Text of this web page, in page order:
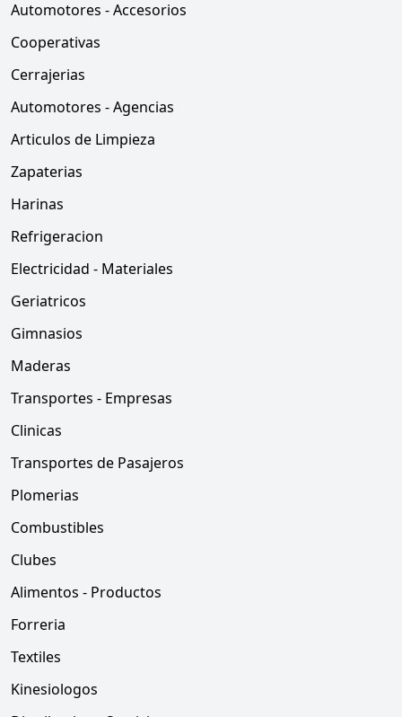
Automotores - Accesorios
Cooperativas
Cerrajerias
Automotores - Agencias
Articulos de Limpieza
Zapaterias
Harinas
Refrigeracion
Electricidad - Materiales
Geriatricos
Gimnasios
Maderas
Transportes - Empresas
Clinicas
Transportes de Pasajeros
Plomerias
Combustibles
Clubes
Alimentos - Productos
Forreria
Textiles
Kinesiologos